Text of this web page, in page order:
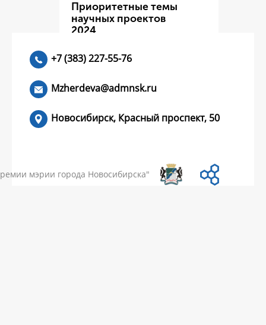
Приоритетные темы
научных проектов
2024
ЧИТАТЬ >
+7 (383) 227-55-76
Mzherdeva@admnsk.ru
Новосибирск, Красный проспект, 50
мэрии города Новосибирска"